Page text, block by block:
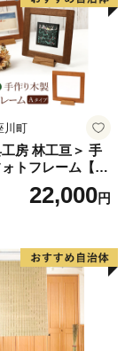
料
川町
房 林工亘＞ 手
トフレーム【A
22,000円